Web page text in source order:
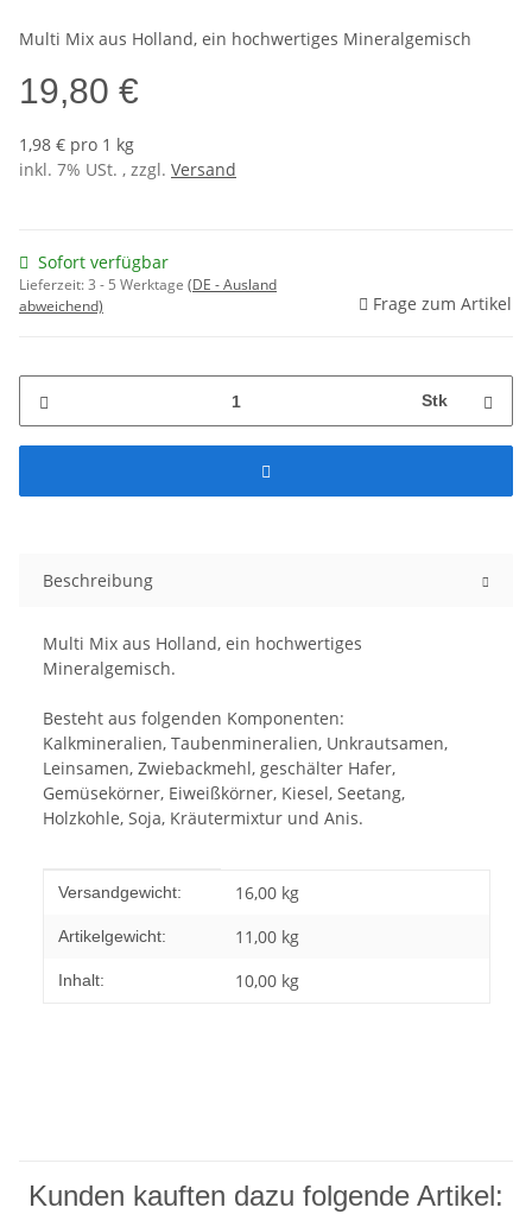
Multi Mix aus Holland, ein hochwertiges Mineralgemisch
19,80 €
1,98 € pro 1 kg
inkl. 7% USt. , zzgl. Versand
Sofort verfügbar
Lieferzeit:3 - 5 Werktage (DE - Ausland
abweichend)
Frage zum Artikel
Stk
Beschreibung
Multi Mix aus Holland, ein hochwertiges
Mineralgemisch.
Besteht aus folgenden Komponenten:
Kalkmineralien, Taubenmineralien, Unkrautsamen,
Leinsamen, Zwiebackmehl, geschälter Hafer,
Gemüsekörner, Eiweißkörner, Kiesel, Seetang,
Holzkohle, Soja, Kräutermixtur und Anis.
Produkteigenschaft
Wert
Versandgewicht: 16,00 kg
Artikelgewicht: 11,00 kg
Inhalt: 10,00 kg
Kunden kauften dazu folgende Artikel: